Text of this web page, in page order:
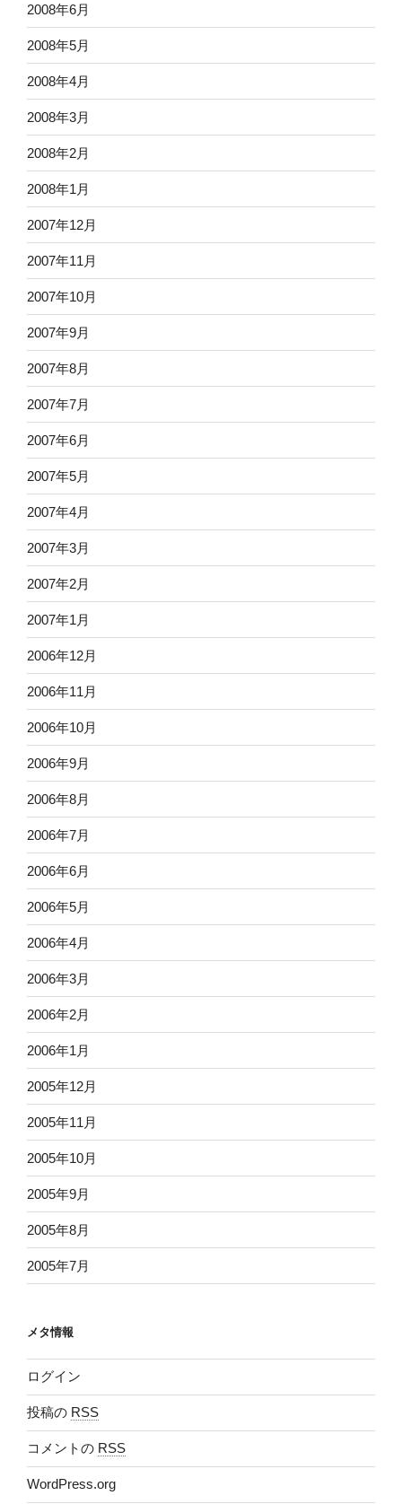
2008年6月
2008年5月
2008年4月
2008年3月
2008年2月
2008年1月
2007年12月
2007年11月
2007年10月
2007年9月
2007年8月
2007年7月
2007年6月
2007年5月
2007年4月
2007年3月
2007年2月
2007年1月
2006年12月
2006年11月
2006年10月
2006年9月
2006年8月
2006年7月
2006年6月
2006年5月
2006年4月
2006年3月
2006年2月
2006年1月
2005年12月
2005年11月
2005年10月
2005年9月
2005年8月
2005年7月
メタ情報
ログイン
投稿の RSS
コメントの RSS
WordPress.org